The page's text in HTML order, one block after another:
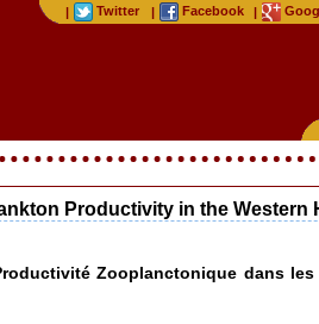
| Twitter | Facebook |
Productivity in the Western
Zooplanctonique dans les